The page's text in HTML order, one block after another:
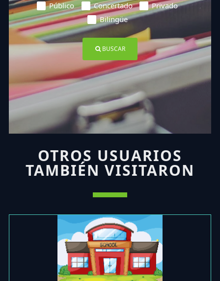
Público Concertado
Privado
Bilingüe
BUSCAR
OTROS USUARIOS
TAMBIÉN VISITARON